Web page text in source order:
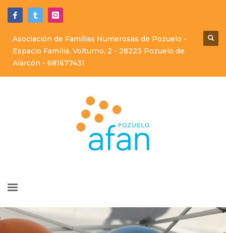
Asociación de Familias Numerosas de Pozuelo -
Espacio Familia. Volturno, 2 - 28223 Pozuelo de
Alarcón - 681677431